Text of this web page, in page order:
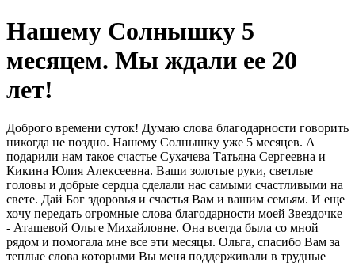
Нашему Солнышку 5
месяцем. Мы ждали ее 20
лет!
Доброго времени суток! Думаю слова благодарности говорить
никогда не поздно. Нашему Солнышку уже 5 месяцев. А
подарили нам такое счастье Сухачева Татьяна Сергеевна и
Кикина Юлия Алексеевна. Ваши золотые руки, светлые
головы и добрые сердца сделали нас самыми счастливыми на
свете. Дай Бог здоровья и счастья Вам и вашим семьям. И еще
хочу передать огромные слова благодарности моей Звездочке
- Аташевой Ольге Михайловне. Она всегда была со мной
рядом и помогала мне все эти месяцы. Ольга, спасибо Вам за
теплые слова которыми Вы меня поддерживали в трудные